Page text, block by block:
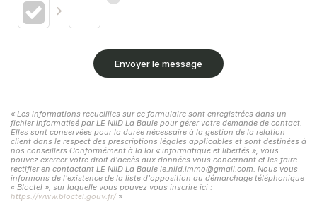
Envoyer le message
« Les informations recueillies sur ce formulaire sont enregistrées dans un
fichier informatisé par LE NIID La Baule pour gérer votre demande de contact.
Elles sont conservées pour la durée nécessaire à la gestion de la relation
client dans le respect des prescriptions légales applicables et sont destinées à
nos conseillers Conformément à la loi « informatique et libertés », vous
pouvez exercer votre droit d'accès aux données vous concernant et les faire
rectifier en contactant LE NIID La Baule le.niid.immo@gmail.com. Nous vous
informons de l'existence de la liste d'opposition au démarchage téléphonique
« Bloctel », sur laquelle vous pouvez vous inscrire ici :
https://www.bloctel.gouv.fr/ »